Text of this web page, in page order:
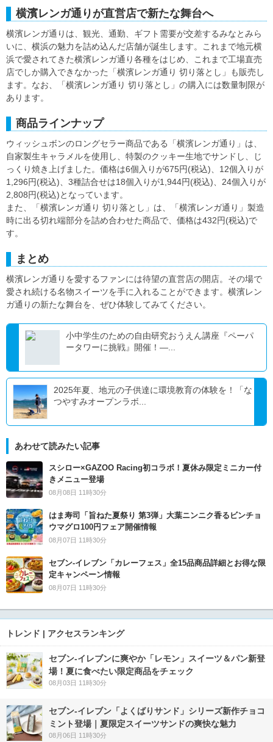
横濱レンガ通りが直営店で新たな舞台へ
横濱レンガ通りは、観光、通勤、ギフト需要が交差するみなとみら
いに、横浜の魅力を詰め込んだ店舗が誕生します。これまで地元横
浜で愛されてきた横濱レンガ通り各種をはじめ、これまで工場直売
店でしか購入できなかった「横濱レンガ通り 切り落とし」も販売し
ます。なお、「横濱レンガ通り 切り落とし」の購入には数量制限が
あります。
商品ラインナップ
ウィッシュボンのロングセラー商品である「横濱レンガ通り」は、
自家製生キャラメルを使用し、特製のクッキー生地でサンドし、じ
っくり焼き上げました。価格は6個入りが675円(税込)、12個入りが
1,296円(税込)、3種詰合せは18個入りが1,944円(税込)、24個入りが
2,808円(税込)となっています。
また、「横濱レンガ通り 切り落とし」は、「横濱レンガ通り」製造
時に出る切れ端部分を詰め合わせた商品で、価格は432円(税込)で
す。
まとめ
横濱レンガ通りを愛するファンには待望の直営店の開店。その場で
愛され続ける名物スイーツを手に入れることができます。横濱レン
ガ通りの新たな舞台を、ぜひ体験してみてください。
小中学生のための自由研究おうえん講座『ペーパ
ータワーに挑戦』開催！―...
2025年夏、地元の子供達に環境教育の体験を！「な
つやすみオープンラボ...
あわせて読みたい記事
スシロー×GAZOO Racing初コラボ！夏休み限定ミニカー付
きメニュー登場
08月08日 11時30分
はま寿司「旨ねた夏祭り 第3弾」大葉ニンニク香るビンチョ
ウマグロ100円フェア開催情報
08月07日 11時30分
セブン‐イレブン「カレーフェス」全15品商品詳細とお得な限
定キャンペーン情報
08月07日 11時30分
トレンド | アクセスランキング
セブン‐イレブンに爽やか「レモン」スイーツ＆パン新登
場！夏に食べたい限定商品をチェック
08月03日 11時30分
セブン‐イレブン「よくばりサンド」シリーズ新作チョコ
ミント登場｜夏限定スイーツサンドの爽快な魅力
08月06日 11時30分